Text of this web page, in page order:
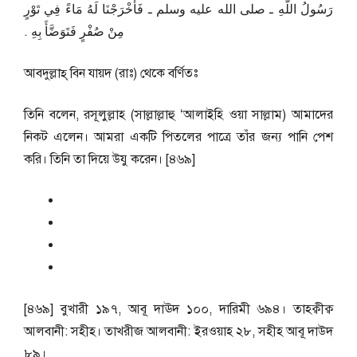
رَسُولُ اللَّهِ ـ صلى الله عليه وسلم ـ فَأَخْرَجْنَا لَهُ مَاءً فِي تَوْرٍ
مِنْ صُفْرٍ فَتَوَضَّأَ بِهِ ‏.‏
আবদুল্লাহ্ বিন যায়দ (রাঃ) থেকে বর্ণিতঃ
তিনি বলেন, রসূলুল্লাহ (সাল্লাল্লাহু ‘আলাইহি ওয়া সাল্লাম) আমাদের
নিকট এলেন। আমরা একটি পিতলের পাত্রে তাঁর জন্য পানি পেশ
করি। তিনি তা দিয়ে উযু করেন। [৪৬৯]
[৪৬৯] বুখারী ১৯৭, আবূ দাঊদ ১০০, দারিমী ৬৯৪। তাহক্বীক্ব
আলবানী: সহীহ। তাখরীজ আলবানী: ইরওয়াহ ২৮, সহীহ আবূ দাউদ
৮৯।